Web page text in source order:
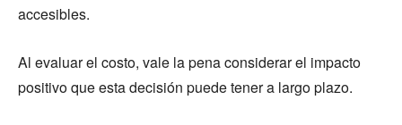
accesibles.
Al evaluar el costo, vale la pena considerar el impacto
positivo que esta decisión puede tener a largo plazo.